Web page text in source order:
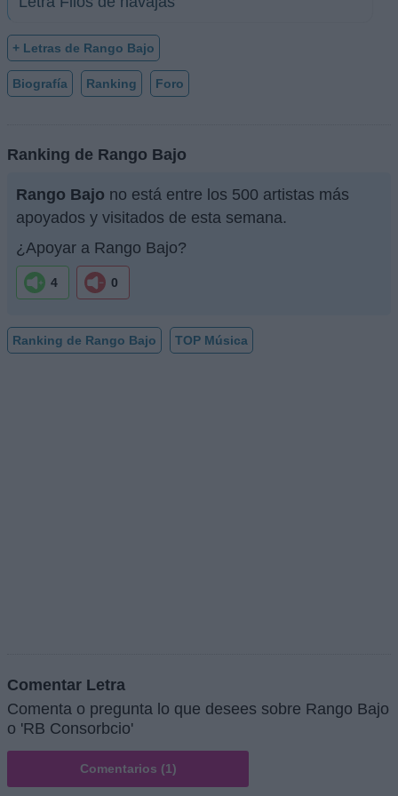
+ Letras de Rango Bajo
Biografía Ranking Foro
Ranking de Rango Bajo
Rango Bajo no está entre los 500 artistas más
apoyados y visitados de esta semana.
¿Apoyar a Rango Bajo?
4 0
Ranking de Rango Bajo TOP Música
Comentar Letra
Comenta o pregunta lo que desees sobre Rango Bajo
o 'RB Consorbcio'
Comentarios (1)